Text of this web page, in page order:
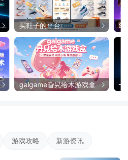
买鞋子的平台
galgame旮旯给木游戏盒
一
游戏攻略 新游资讯